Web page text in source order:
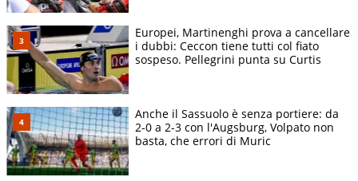
Europei, Martinenghi prova a cancellare
i dubbi: Ceccon tiene tutti col fiato
sospeso. Pellegrini punta su Curtis
Anche il Sassuolo è senza portiere: da
2-0 a 2-3 con l'Augsburg, Volpato non
basta, che errori di Muric